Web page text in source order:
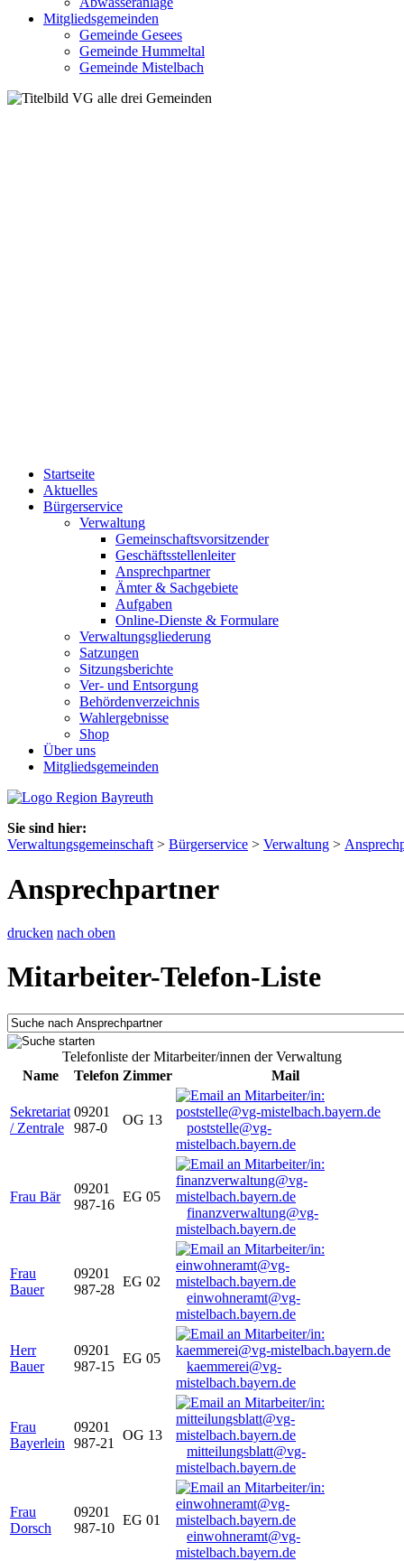
Mitgliedsgemeinden
Gemeinde Gesees
Gemeinde Hummeltal
Gemeinde Mistelbach
Startseite
Aktuelles
Bürgerservice
Verwaltung
Gemeinschaftsvorsitzender
Geschäftsstellenleiter
Ansprechpartner
Ämter & Sachgebiete
Aufgaben
Online-Dienste & Formulare
Verwaltungsgliederung
Satzungen
Sitzungsberichte
Ver- und Entsorgung
Behördenverzeichnis
Wahlergebnisse
Shop
Über uns
Mitgliedsgemeinden
Sie sind hier:
Verwaltungsgemeinschaft > Bürgerservice > Verwaltung >
Ansprechpartner
drucken nach oben
Mitarbeiter-Telefon-Liste
Telefonliste der Mitarbeiter/innen der Verwaltung
Name
Telefon Zimmer Mail
Sekretariat
/ Zentrale
09201
987-0
OG 13
poststelle@vg-
mistelbach.bayern.de
Frau Bär
09201
987-16
EG 05
finanzverwaltung@vg-
mistelbach.bayern.de
Frau
Bauer
09201
987-28
EG 02
einwohneramt@vg-
mistelbach.bayern.de
Herr
Bauer
09201
987-15
EG 05
kaemmerei@vg-
mistelbach.bayern.de
Frau
Bayerlein
09201
987-21
OG 13
mitteilungsblatt@vg-
mistelbach.bayern.de
Frau
Dorsch
09201
987-10
EG 01
einwohneramt@vg-
mistelbach.bayern.de